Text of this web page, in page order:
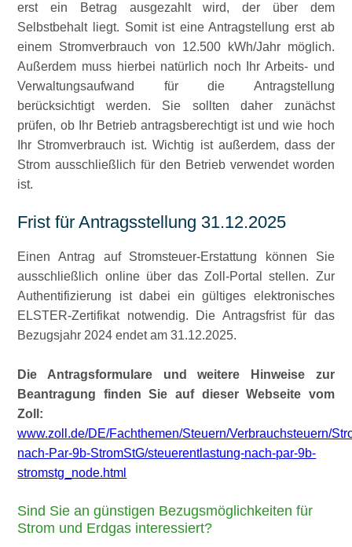
erst ein Betrag ausgezahlt wird, der über dem
Selbstbehalt liegt. Somit ist eine Antragstellung erst ab
einem Stromverbrauch von 12.500 kWh/Jahr möglich.
Außerdem muss hierbei natürlich noch Ihr Arbeits- und
Verwaltungsaufwand für die Antragstellung
berücksichtigt werden. Sie sollten daher zunächst
prüfen, ob Ihr Betrieb antragsberechtigt ist und wie hoch
Ihr Stromverbrauch ist. Wichtig ist außerdem, dass der
Strom ausschließlich für den Betrieb verwendet worden
ist.
Frist für Antragsstellung 31.12.2025
Einen Antrag auf Stromsteuer-Erstattung können Sie
ausschließlich online über das Zoll-Portal stellen. Zur
Authentifizierung ist dabei ein gültiges elektronisches
ELSTER-Zertifikat notwendig. Die Antragsfrist für das
Bezugsjahr 2024 endet am 31.12.2025.
Die Antragsformulare und weitere Hinweise zur
Beantragung finden Sie auf dieser Webseite vom
Zoll:
www.zoll.de/DE/Fachthemen/Steuern/Verbrauchsteuern/
nach-Par-9b-StromStG/steuerentlastung-nach-par-9b-
stromstg_node.html
Sind Sie an günstigen Bezugsmöglichkeiten für
Strom und Erdgas interessiert?